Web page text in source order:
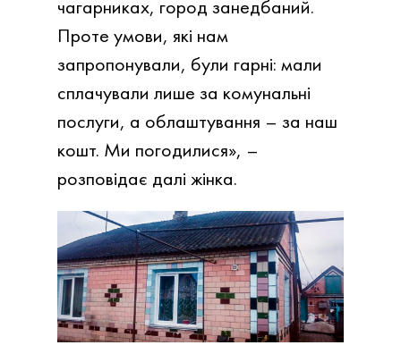
чагарниках, город занедбаний.
Проте умови, які нам
запропонували, були гарні: мали
сплачували лише за комунальні
послуги, а облаштування – за наш
кошт. Ми погодилися», –
розповідає далі жінка.